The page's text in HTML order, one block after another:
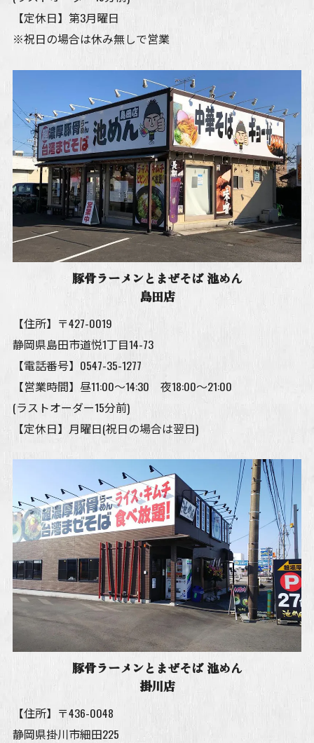
【定休日】第3月曜日
※祝日の場合は休み無しで営業
豚骨ラーメンとまぜそば 池めん
島田店
【住所】〒427-0019
静岡県島田市道悦1丁目14-73
【電話番号】 0547-35-1277
【営業時間】昼11:00～14:30 夜18:00～21:00
(ラストオーダー15分前)
【定休日】月曜日(祝日の場合は翌日)
豚骨ラーメンとまぜそば 池めん
掛川店
【住所】〒436-0048
静岡県掛川市細田225